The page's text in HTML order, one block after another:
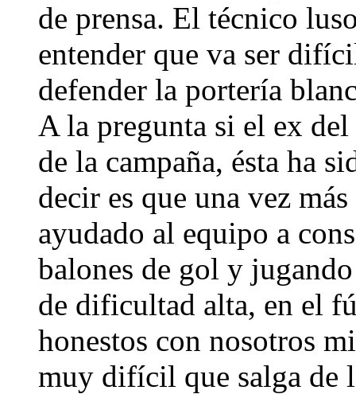
de prensa. El técnico
entender que va ser
defender la portería
A la pregunta si el ex
de la campaña, ésta ha
decir es que una vez
ayudado al equipo a
balones de gol y
de dificultad alta, en el
honestos con nosotros
muy difícil que salga